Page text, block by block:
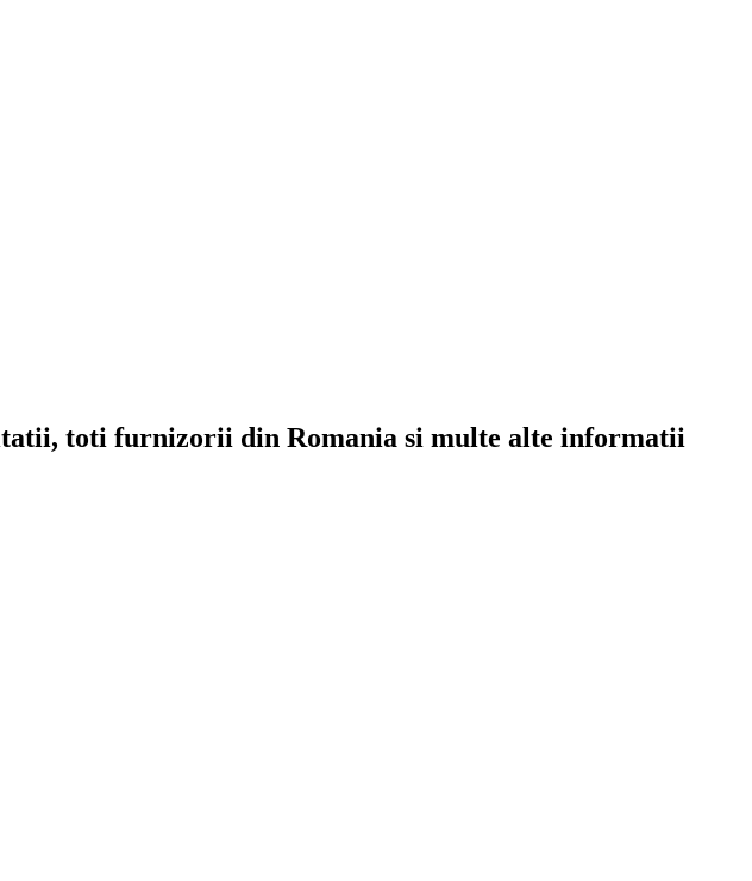
toti furnizorii din Romania si multe alte informatii